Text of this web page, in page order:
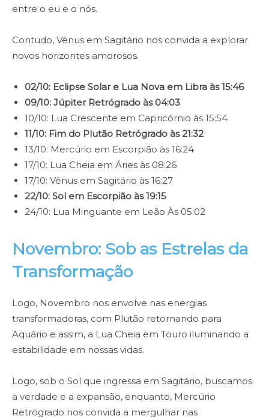
entre o eu e o nós.
Contudo, Vênus em Sagitário nos convida a explorar
novos horizontes amorosos.
02/10: Eclipse Solar e Lua Nova em Libra às 15:46
09/10: Júpiter Retrógrado às 04:03
10/10: Lua Crescente em Capricórnio às 15:54
11/10: Fim do Plutão Retrógrado às 21:32
13/10: Mercúrio em Escorpião às 16:24
17/10: Lua Cheia em Áries às 08:26
17/10: Vênus em Sagitário às 16:27
22/10: Sol em Escorpião às 19:15
24/10: Lua Minguante em Leão Às 05:02
Novembro: Sob as Estrelas da
Transformação
Logo, Novembro nos envolve nas energias
transformadoras, com Plutão retornando para
Aquário e assim, a Lua Cheia em Touro iluminando a
estabilidade em nossas vidas.
Logo, sob o Sol que ingressa em Sagitário, buscamos
a verdade e a expansão, enquanto, Mercúrio
Retrógrado nos convida a mergulhar nas